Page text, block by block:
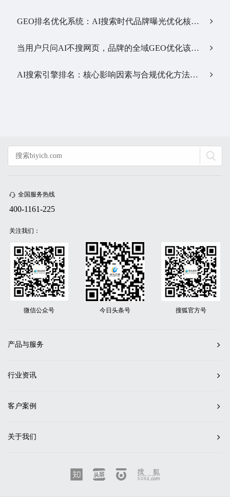
GEO排名优化系统：AI搜索时代品牌曝光优化核心工具…
当用户只问AI不搜网页，品牌的全域GEO优化该交给谁？…
AI搜索引擎排名：核心影响因素与合规优化方法…
全国服务热线
400-1161-225
关注我们：
微信公众号 今日头条号 搜狐官方号
产品与服务
行业资讯
客户案例
关于我们